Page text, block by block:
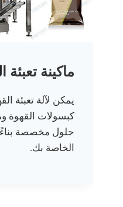
ماكينة تعبئة
يمكن لآلة تعبئة
كبسولات القهوة
حلول مخصصة بناءً
الخاصة بك.